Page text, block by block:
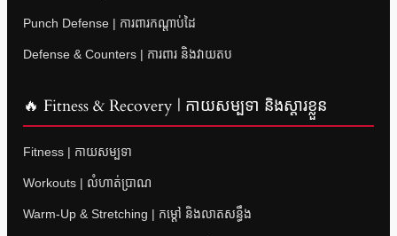
Punch Defense | ការពារកណ្តាប់ដៃ
Defense & Counters | ការពារ និងវាយតប
🔥 Fitness & Recovery | កាយសម្បទា និងស្តារខ្លួន
Fitness | កាយសម្បទា
Workouts | លំហាត់ប្រាណ
Warm-Up & Stretching | កម្តៅ និងលាតសន្ធឹង